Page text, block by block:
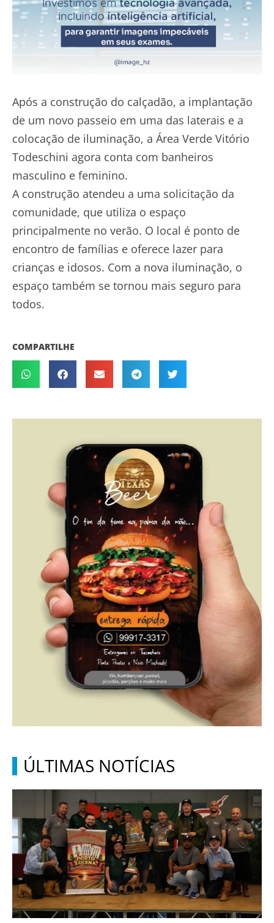
Após a construção do calçadão, a implantação
de um novo passeio em uma das laterais e a
colocação de iluminação, a Área Verde Vitório
Todeschini agora conta com banheiros
masculino e feminino.
A construção atendeu a uma solicitação da
comunidade, que utiliza o espaço
principalmente no verão. O local é ponto de
encontro de famílias e oferece lazer para
crianças e idosos. Com a nova iluminação, o
espaço também se tornou mais seguro para
todos.
COMPARTILHE
ÚLTIMAS NOTÍCIAS